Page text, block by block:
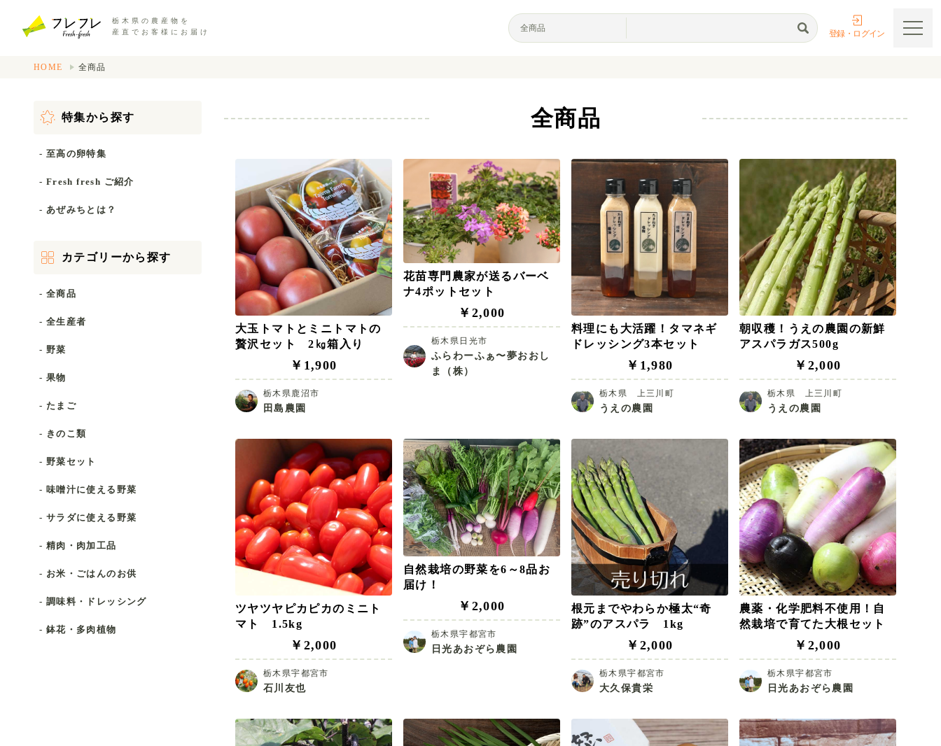
栃木県の農産物を
産直でお客様にお届け
登録・ログイン
HOME 全商品
全商品
大玉トマトとミニトマトの
贅沢セット 2㎏箱入り
￥1,900
栃木県鹿沼市
田島農園
花苗専門農家が送るバーベ
ナ4ポットセット
￥2,000
栃木県日光市
ふらわーふぁ〜夢おおし
ま（株）
料理にも大活躍！タマネギ
ドレッシング3本セット
￥1,980
栃木県 上三川町
うえの農園
朝収穫！うえの農園の新鮮
アスパラガス500g
￥2,000
栃木県 上三川町
うえの農園
ツヤツヤピカピカのミニト
マト 1.5kg
￥2,000
栃木県宇都宮市
石川友也
自然栽培の野菜を6～8品お
届け！
￥2,000
栃木県宇都宮市
日光あおぞら農園
根元までやわらか極太“奇
跡”のアスパラ 1kg
￥2,000
栃木県宇都宮市
大久保貴栄
農薬・化学肥料不使用！自
然栽培で育てた大根セット
￥2,000
栃木県宇都宮市
日光あおぞら農園
特集から探す
- 至高の卵特集
- Fresh fresh ご紹介
- あぜみちとは？
カテゴリーから探す
- 全商品
- 全生産者
- 野菜
- 果物
- たまご
- きのこ類
- 野菜セット
- 味噌汁に使える野菜
- サラダに使える野菜
- 精肉・肉加工品
- お米・ごはんのお供
- 調味料・ドレッシング
- 鉢花・多肉植物